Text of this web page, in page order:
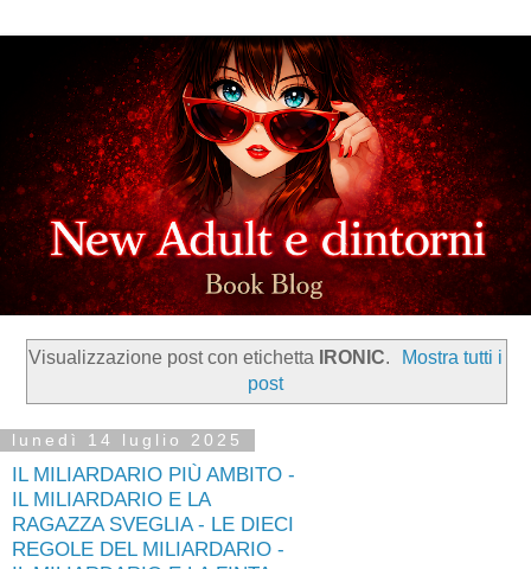
Visualizzazione post con etichetta IRONIC.
Mostra tutti i
post
lunedì 14 luglio 2025
IL MILIARDARIO PIÙ AMBITO -
IL MILIARDARIO E LA
RAGAZZA SVEGLIA - LE DIECI
REGOLE DEL MILIARDARIO -